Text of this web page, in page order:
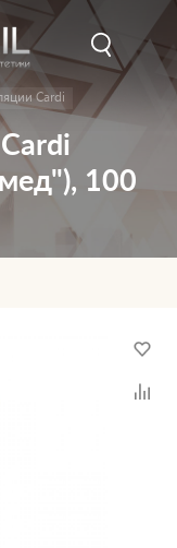
Cardi
100